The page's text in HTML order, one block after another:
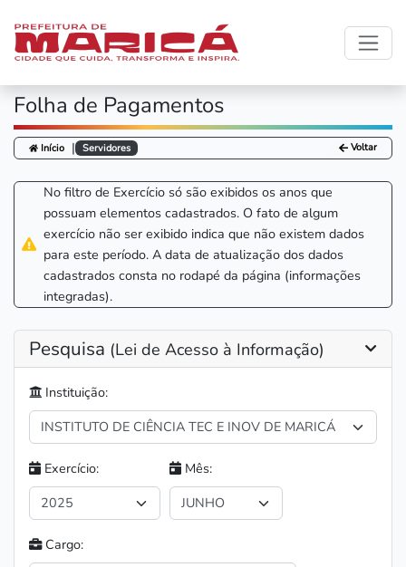
Folha de Pagamentos
Início | Servidores Voltar
No filtro de Exercício só são exibidos os anos que
possuam elementos cadastrados. O fato de algum
exercício não ser exibido indica que não existem dados
para este período. A data de atualização dos dados
cadastrados consta no rodapé da página (informações
integradas).
Pesquisa (Lei de Acesso à Informação)
Instituição:
Exercício: Mês:
Cargo: